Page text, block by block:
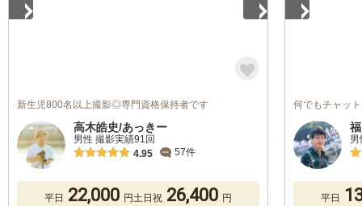
新生児800名以上撮影◎専門資格保持者です
高木皓史/あっきー
男性 撮影実績91回
4.95
57件
平日 22,000 円土日祝 26,400 円
何でもチャッ
平日